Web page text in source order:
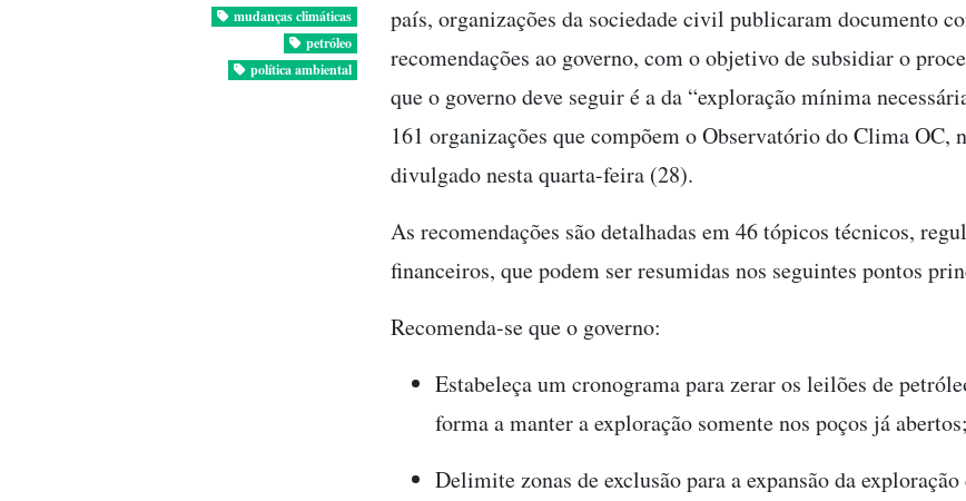
mudanças climáticas
petróleo
política ambiental
país, organizações da sociedade civil publicaram documento
recomendações ao governo, com o objetivo de subsidiar o
que o governo deve seguir é a da “exploração mínima
161 organizações que compõem o Observatório do Clima OC,
divulgado nesta quarta-feira (28).
As recomendações são detalhadas em 46 tópicos técnicos,
financeiros, que podem ser resumidas nos seguintes pontos
Recomenda-se que o governo:
Estabeleça um cronograma para zerar os leilões de
forma a manter a exploração somente nos poços já abertos;
Delimite zonas de exclusão para a expansão da